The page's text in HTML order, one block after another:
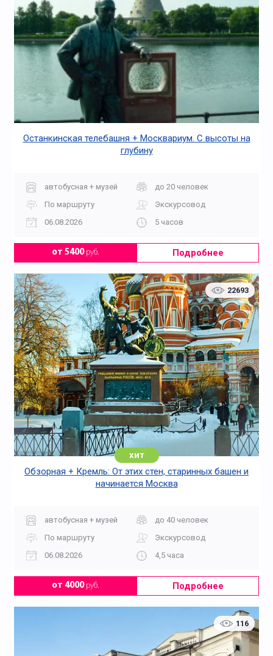
Останкинская телебашня + Москвариум. С высоты на
глубину
автобусная + музей
до 20 человек
По маршруту
Экскурсовод
06.08.2026
5 часов
от 5400руб. Подробнее
22693
хит
Обзорная + Кремль: От этих стен, старинных башен и
начинается Москва
автобусная + музей
до 40 человек
По маршруту
Экскурсовод
06.08.2026
4,5 часа
от 4000руб. Подробнее
116